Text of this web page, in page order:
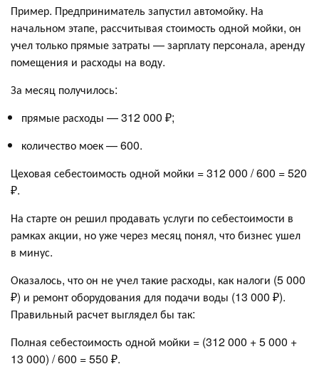
Пример. Предприниматель запустил автомойку. На
начальном этапе, рассчитывая стоимость одной мойки, он
учел только прямые затраты — зарплату персонала, аренду
помещения и расходы на воду.
За месяц получилось:
прямые расходы — 312 000 ₽;
количество моек — 600.
Цеховая себестоимость одной мойки = 312 000 / 600 = 520
₽.
На старте он решил продавать услуги по себестоимости в
рамках акции, но уже через месяц понял, что бизнес ушел
в минус.
Оказалось, что он не учел такие расходы, как налоги (5 000
₽) и ремонт оборудования для подачи воды (13 000 ₽).
Правильный расчет выглядел бы так:
Полная себестоимость одной мойки = (312 000 + 5 000 +
13 000) / 600 = 550 ₽.